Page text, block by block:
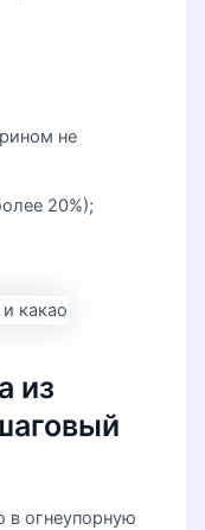
не
20%);
из
в огнеупорную